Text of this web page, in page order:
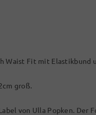
Waist Fit mit Elastikbund
groß.
von Ulla Popken. Der